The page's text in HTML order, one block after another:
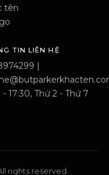
tên
TIN LIÊN HỆ
|
17:30, Thứ 2 - Thứ 7
rights reserved.